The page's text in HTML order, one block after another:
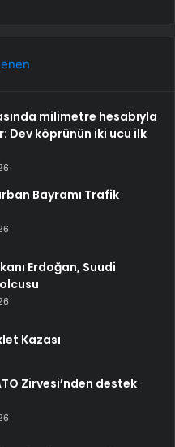
milimetre hesabıyla
Dev köprünün iki ucu ilk
Bayramı Trafik
Erdoğan, Suudi
Kazası
Zirvesi’nden destek